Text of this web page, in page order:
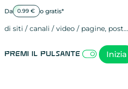
Da 0.99 € o gratis*
di siti / canali / video / pagine, post…
Premi il pulsante Inizia